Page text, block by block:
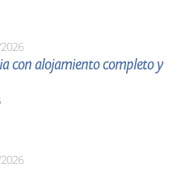
con alojamiento completo y